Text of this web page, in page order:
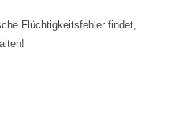
Flüchtigkeitsfehler findet,